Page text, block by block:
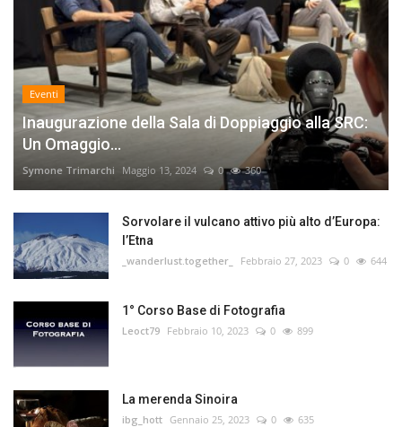
Eventi
Inaugurazione della Sala di Doppiaggio alla SRC:
Un Omaggio...
Symone Trimarchi Maggio 13, 2024 0 360
Sorvolare il vulcano attivo più alto d’Europa:
l’Etna
_wanderlust.together_ Febbraio 27, 2023 0 644
1° Corso Base di Fotografia
Leoct79 Febbraio 10, 2023 0 899
La merenda Sinoira
ibg_hott Gennaio 25, 2023 0 635